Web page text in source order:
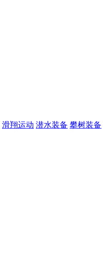
滑翔运动 潜水装备 攀树装备